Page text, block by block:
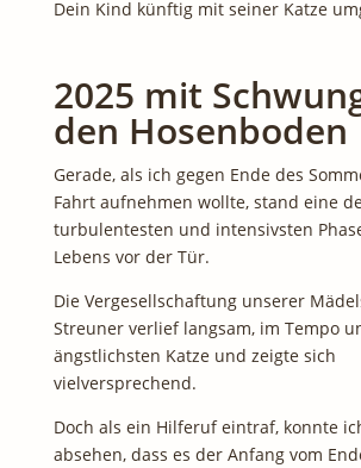
Dein Kind künftig mit seiner Katze
2025 mit
den Hosenboden
Gerade, als ich gegen Ende des
Fahrt aufnehmen wollte, stand eine
turbulentesten und intensivsten
Lebens vor der Tür.
Die Vergesellschaftung unserer
Streuner verlief langsam, im Tempo
ängstlichsten Katze und zeigte sich
vielversprechend.
Doch als ein Hilferuf eintraf, konnte
absehen, dass es der Anfang vom